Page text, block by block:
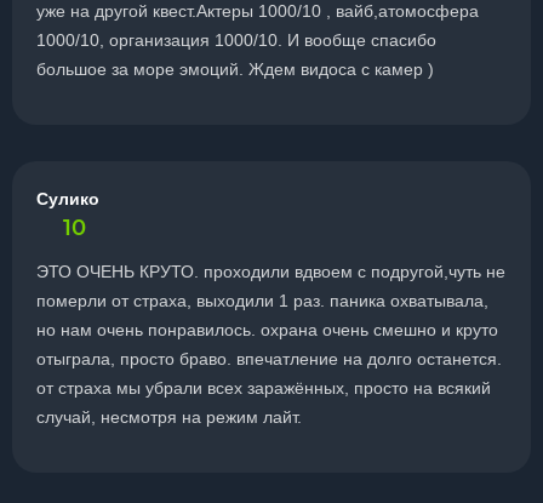
уже на другой квест.Актеры 1000/10 , вайб,атомосфера
1000/10, организация 1000/10. И вообще спасибо
большое за море эмоций. Ждем видоса с камер )
Сулико
10
ЭТО ОЧЕНЬ КРУТО. проходили вдвоем с подругой,чуть не
померли от страха, выходили 1 раз. паника охватывала,
но нам очень понравилось. охрана очень смешно и круто
отыграла, просто браво. впечатление на долго останется.
от страха мы убрали всех заражённых, просто на всякий
случай, несмотря на режим лайт.